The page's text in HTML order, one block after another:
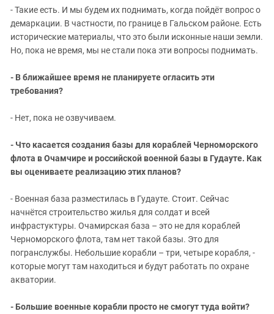
- Такие есть. И мы будем их поднимать, когда пойдёт вопрос о
демаркации. В частности, по границе в Гальском районе. Есть
исторические материалы, что это были исконные наши земли.
Но, пока не время, мы не стали пока эти вопросы поднимать.
- В ближайшее время не планируете огласить эти
требования?
- Нет, пока не озвучиваем.
- Что касается создания базы для кораблей Черноморского
флота в Очамчире и российской военной базы в Гудауте. Как
вы оцениваете реализацию этих планов?
- Военная база разместилась в Гудауте. Стоит. Сейчас
начнётся строительство жилья для солдат и всей
инфрастуктуры. Очамирская база – это не для кораблей
Черноморского флота, там нет такой базы. Это для
погранслужбы. Небольшие корабли – три, четыре корабля, -
которые могут там находиться и будут работать по охране
акватории.
- Большие военные корабли просто не смогут туда войти?